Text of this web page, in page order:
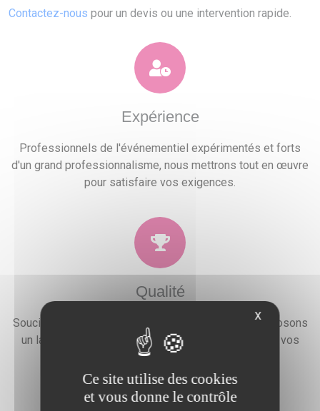
Contactez-nous pour un devis ou une intervention rapide.
Expérience
Professionnels de l'événementiel expérimentés et forts
d'un grand professionnalisme, nous mettrons tout en œuvre
pour satisfaire vos exigences.
Qualité
Soucieux de la satisfaction de nos clients, nous proposons
un large choix de prestations qui combleront toutes vos
attentes, besoins et envies festives.
X
Ce site utilise des cookies
et vous donne le contrôle